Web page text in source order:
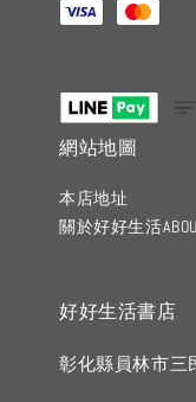
網站地圖
本店地址
關於好好生活
好好生活書店
彰化縣員林市三